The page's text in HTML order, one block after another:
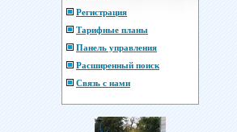
Регистрация
Тарифные планы
Панель управления
Расширенный поиск
Связь с нами